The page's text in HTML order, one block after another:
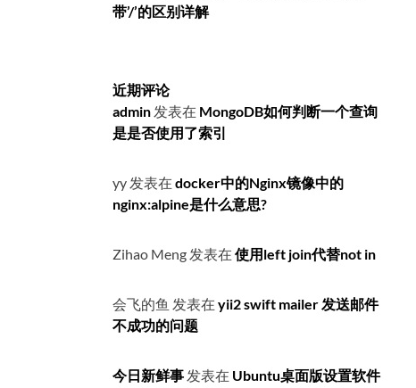
带’/’的区别详解
近期评论
admin 发表在 MongoDB如何判断一个查询
是是否使用了索引
yy 发表在 docker中的Nginx镜像中的
nginx:alpine是什么意思?
Zihao Meng 发表在 使用left join代替not in
会飞的鱼 发表在 yii2 swift mailer 发送邮件
不成功的问题
今日新鲜事 发表在 Ubuntu桌面版设置软件